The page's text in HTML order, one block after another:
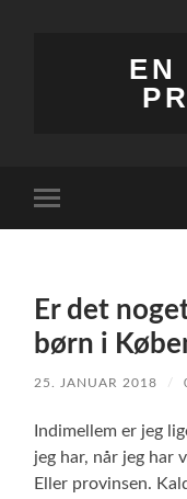
EN
mobile
Er det
børn i
25. JANUAR 2018 /
Indimellem er jeg
jeg har, når jeg har
Eller provinsen.